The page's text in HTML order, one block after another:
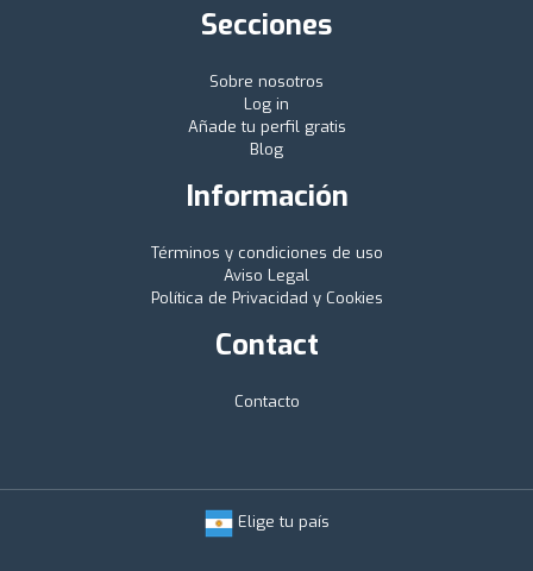
Secciones
Sobre nosotros
Log in
Añade tu perfil gratis
Blog
Información
Términos y condiciones de uso
Aviso Legal
Política de Privacidad y Cookies
Contact
Contacto
Elige tu país